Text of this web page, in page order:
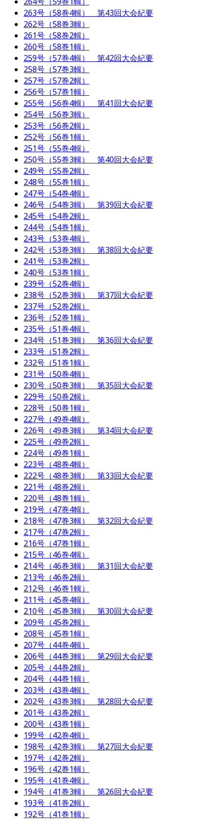
263号（58巻4輯） 第43回大会紀要
262号（58巻3輯）
261号（58巻2輯）
260号（58巻1輯）
259号（57巻4輯） 第42回大会紀要
258号（57巻3輯）
257号（57巻2輯）
256号（57巻1輯）
255号（56巻4輯） 第41回大会紀要
254号（56巻3輯）
253号（56巻2輯）
252号（56巻1輯）
251号（55巻4輯）
250号（55巻3輯） 第40回大会紀要
249号（55巻2輯）
248号（55巻1輯）
247号（54巻4輯）
246号（54巻3輯） 第39回大会紀要
245号（54巻2輯）
244号（54巻1輯）
243号（53巻4輯）
242号（53巻3輯） 第38回大会紀要
241号（53巻2輯）
240号（53巻1輯）
239号（52巻4輯）
238号（52巻3輯） 第37回大会紀要
237号（52巻2輯）
236号（52巻1輯）
235号（51巻4輯）
234号（51巻3輯） 第36回大会紀要
233号（51巻2輯）
232号（51巻1輯）
231号（50巻4輯）
230号（50巻3輯） 第35回大会紀要
229号（50巻2輯）
228号（50巻1輯）
227号（49巻4輯）
226号（49巻3輯） 第34回大会紀要
225号（49巻2輯）
224号（49巻1輯）
223号（48巻4輯）
222号（48巻3輯） 第33回大会紀要
221号（48巻2輯）
220号（48巻1輯）
219号（47巻4輯）
218号（47巻3輯） 第32回大会紀要
217号（47巻2輯）
216号（47巻1輯）
215号（46巻4輯）
214号（46巻3輯） 第31回大会紀要
213号（46巻2輯）
212号（46巻1輯）
211号（45巻4輯）
210号（45巻3輯） 第30回大会紀要
209号（45巻2輯）
208号（45巻1輯）
207号（44巻4輯）
206号（44巻3輯） 第29回大会紀要
205号（44巻2輯）
204号（44巻1輯）
203号（43巻4輯）
202号（43巻3輯） 第28回大会紀要
201号（43巻2輯）
200号（43巻1輯）
199号（42巻4輯）
198号（42巻3輯） 第27回大会紀要
197号（42巻2輯）
196号（42巻1輯）
195号（41巻4輯）
194号（41巻3輯） 第26回大会紀要
193号（41巻2輯）
192号（41巻1輯）